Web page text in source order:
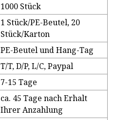
1000 Stück
1 Stück/PE-Beutel, 20
Stück/Karton
PE-Beutel und Hang-Tag
T/T, D/P, L/C, Paypal
7-15 Tage
ca. 45 Tage nach Erhalt
Ihrer Anzahlung